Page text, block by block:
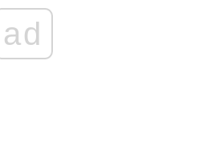
ad